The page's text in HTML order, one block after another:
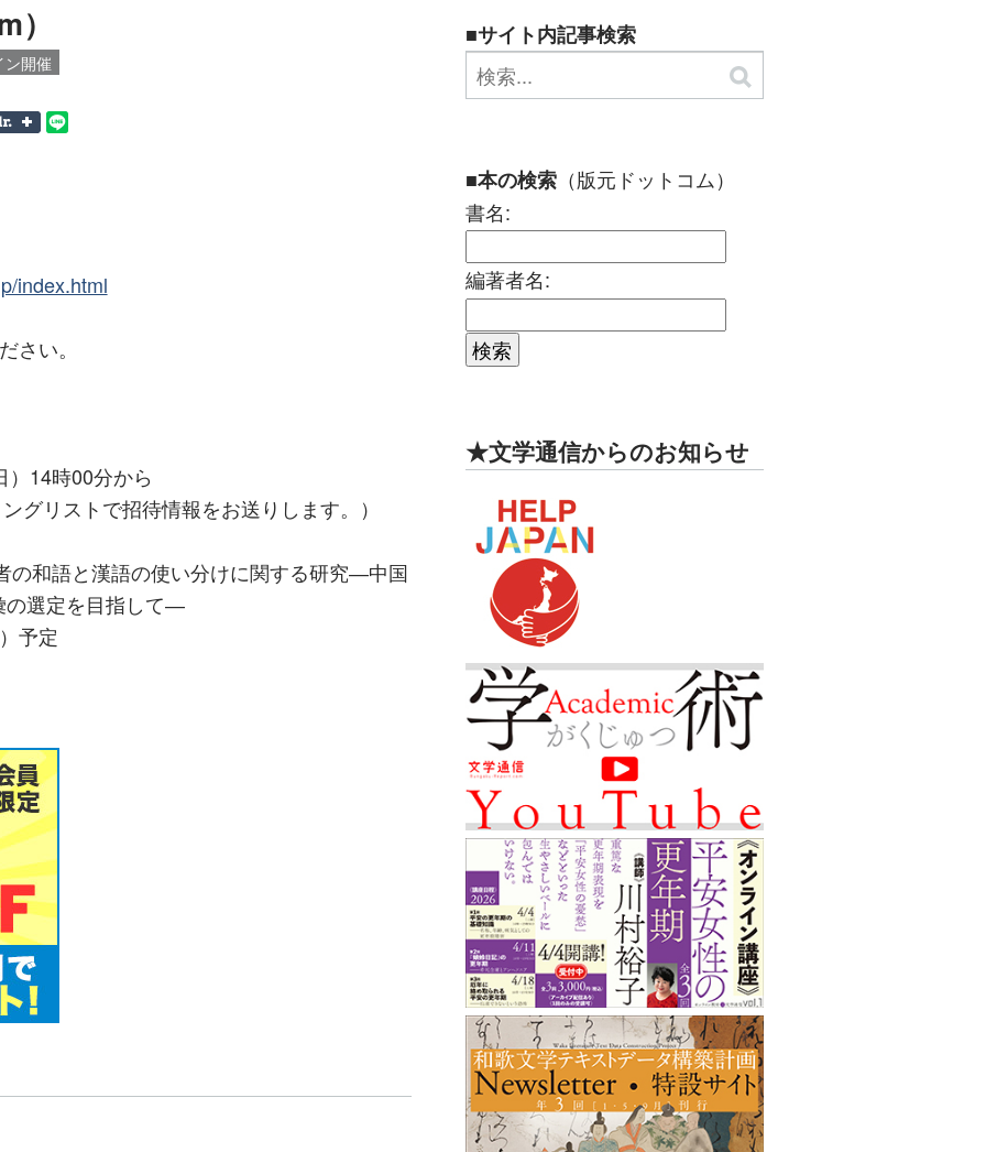
ン開催
index.html
さい。
14時00分から
リストで招待情報をお送りします。）
和語と漢語の使い分けに関する研究―中国
の選定を目指して―
予定
■サイト内記事検索
■本の検索（版元ドットコム）
書名:
編著者名:
★文学通信からのお知らせ